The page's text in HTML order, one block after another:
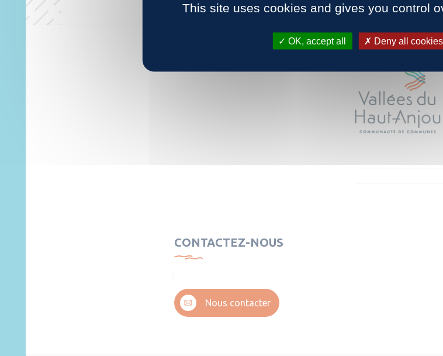
CONTACTEZ-NOUS
Nous contacter
This site uses cookies and gives you control
OK, accept all Deny all cookies